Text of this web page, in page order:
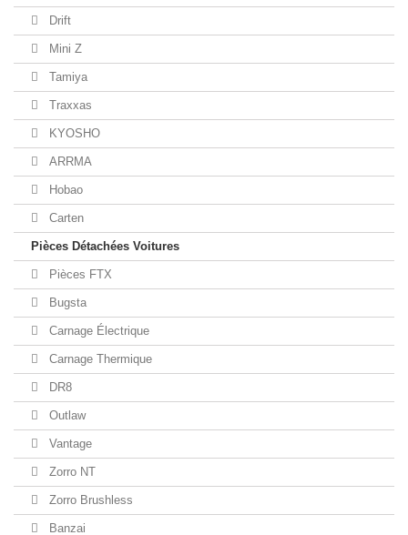
Drift
Mini Z
Tamiya
Traxxas
KYOSHO
ARRMA
Hobao
Carten
Pièces Détachées Voitures
Pièces FTX
Bugsta
Carnage Électrique
Carnage Thermique
DR8
Outlaw
Vantage
Zorro NT
Zorro Brushless
Banzai